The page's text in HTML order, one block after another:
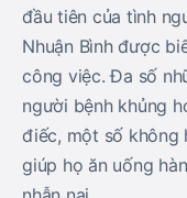
đầu tiên của tình
Nhuận Bình được
công việc. Đa số
người bệnh khủng
điếc, một số không
giúp họ ăn uống